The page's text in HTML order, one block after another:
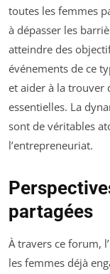
toutes les femmes
à dépasser les
atteindre des
événements de ce
et aider à la trouver
essentielles. La
sont de véritables
l’entrepreneuriat.
partagées
À travers ce forum,
les femmes déjà